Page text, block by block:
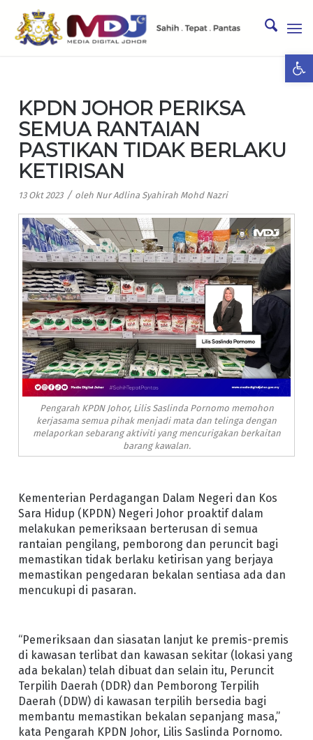
KPDN JOHOR PERIKSA
SEMUA RANTAIAN
PASTIKAN TIDAK BERLAKU
KETIRISAN
13 Okt 2023 / oleh Nur Adlina Syahirah Mohd Nazri
Pengarah KPDN Johor, Lilis Saslinda Pornomo memohon
kerjasama semua pihak menjadi mata dan telinga dengan
melaporkan sebarang aktiviti yang mencurigakan berkaitan
barang kawalan.
Kementerian Perdagangan Dalam Negeri dan Kos
Sara Hidup (KPDN) Negeri Johor proaktif dalam
melakukan pemeriksaan berterusan di semua
rantaian pengilang, pemborong dan peruncit bagi
memastikan tidak berlaku ketirisan yang berjaya
memastikan pengedaran bekalan sentiasa ada dan
mencukupi di pasaran.
“Pemeriksaan dan siasatan lanjut ke premis-premis
di kawasan terlibat dan kawasan sekitar (lokasi yang
ada bekalan) telah dibuat dan selain itu, Peruncit
Terpilih Daerah (DDR) dan Pemborong Terpilih
Daerah (DDW) di kawasan terpilih bersedia bagi
membantu memastikan bekalan sepanjang masa,”
kata Pengarah KPDN Johor, Lilis Saslinda Pornomo.